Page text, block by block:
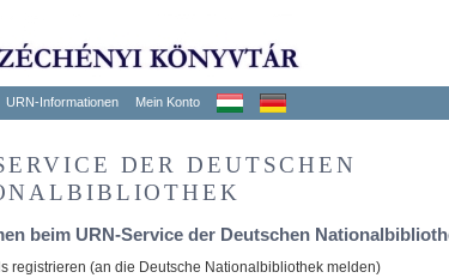
URN-Informationen Mein Konto
DER DEUTSCHEN
beim URN-Service der Deutschen
registrieren (an die Deutsche Nationalbibliothek melden)